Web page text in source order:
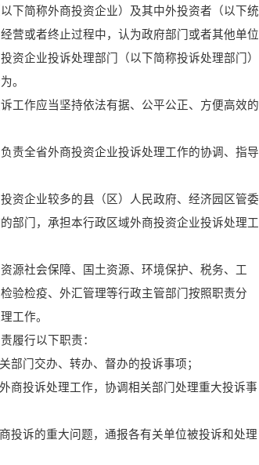
下简称外商投资企业）及其中外投资者（以下统
营或者终止过程中，认为政府部门或者其他单位
资企业投诉处理部门（以下简称投诉处理部门）
。
作应当坚持依法有据、公平公正、方便高效的
全省外商投资企业投诉处理工作的协调、指导
企业较多的县（区）人民政府、经济园区管委
部门，承担本行政区域外商投资企业投诉处理工
社会保障、国土资源、环境保护、税务、工
验检疫、外汇管理等行政主管部门按照职责分
工作。
行以下职责：
部门交办、转办、督办的投诉事项；
商投诉处理工作，协调相关部门处理重大投诉事
投诉的重大问题，通报各有关单位被投诉和处理